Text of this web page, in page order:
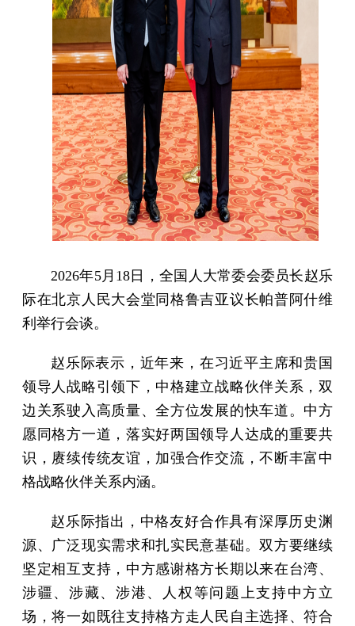
2026年5月18日，全国人大常委会委员长赵乐
际在北京人民大会堂同格鲁吉亚议长帕普阿什维
利举行会谈。
赵乐际表示，近年来，在习近平主席和贵国
领导人战略引领下，中格建立战略伙伴关系，双
边关系驶入高质量、全方位发展的快车道。中方
愿同格方一道，落实好两国领导人达成的重要共
识，赓续传统友谊，加强合作交流，不断丰富中
格战略伙伴关系内涵。
赵乐际指出，中格友好合作具有深厚历史渊
源、广泛现实需求和扎实民意基础。双方要继续
坚定相互支持，中方感谢格方长期以来在台湾、
涉疆、涉藏、涉港、人权等问题上支持中方立
场，将一如既往支持格方走人民自主选择、符合